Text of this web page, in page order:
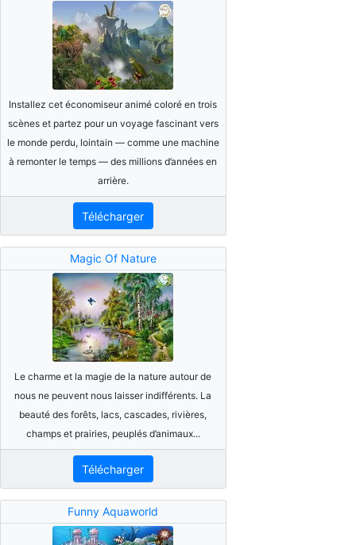
Installez cet économiseur animé coloré en trois
scènes et partez pour un voyage fascinant vers
le monde perdu, lointain — comme une machine
à remonter le temps — des millions d’années en
arrière.
Télécharger
Magic Of Nature
Le charme et la magie de la nature autour de
nous ne peuvent nous laisser indifférents. La
beauté des forêts, lacs, cascades, rivières,
champs et prairies, peuplés d’animaux...
Télécharger
Funny Aquaworld